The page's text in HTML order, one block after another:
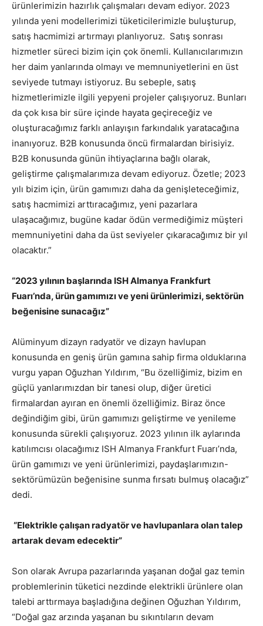
ürünlerimizin hazırlık çalışmaları devam ediyor. 2023
yılında yeni modellerimizi tüketicilerimizle buluşturup,
satış hacmimizi artırmayı planlıyoruz. Satış sonrası
hizmetler süreci bizim için çok önemli. Kullanıcılarımızın
her daim yanlarında olmayı ve memnuniyetlerini en üst
seviyede tutmayı istiyoruz. Bu sebeple, satış
hizmetlerimizle ilgili yepyeni projeler çalışıyoruz. Bunları
da çok kısa bir süre içinde hayata geçireceğiz ve
oluşturacağımız farklı anlayışın farkındalık yaratacağına
inanıyoruz. B2B konusunda öncü firmalardan birisiyiz.
B2B konusunda günün ihtiyaçlarına bağlı olarak,
geliştirme çalışmalarımıza devam ediyoruz. Özetle; 2023
yılı bizim için, ürün gamımızı daha da genişleteceğimiz,
satış hacmimizi arttıracağımız, yeni pazarlara
ulaşacağımız, bugüne kadar ödün vermediğimiz müşteri
memnuniyetini daha da üst seviyeler çıkaracağımız bir yıl
olacaktır.”
“2023 yılının başlarında ISH Almanya Frankfurt
Fuarı’nda, ürün gamımızı ve yeni ürünlerimizi, sektörün
beğenisine sunacağız”
Alüminyum dizayn radyatör ve dizayn havlupan
konusunda en geniş ürün gamına sahip firma olduklarına
vurgu yapan Oğuzhan Yıldırım, “Bu özelliğimiz, bizim en
güçlü yanlarımızdan bir tanesi olup, diğer üretici
firmalardan ayıran en önemli özelliğimiz. Biraz önce
değindiğim gibi, ürün gamımızı geliştirme ve yenileme
konusunda sürekli çalışıyoruz. 2023 yılının ilk aylarında
katılımcısı olacağımız ISH Almanya Frankfurt Fuarı’nda,
ürün gamımızı ve yeni ürünlerimizi, paydaşlarımızın-
sektörümüzün beğenisine sunma fırsatı bulmuş olacağız”
dedi.
“Elektrikle çalışan radyatör ve havlupanlara olan talep
artarak devam edecektir”
Son olarak Avrupa pazarlarında yaşanan doğal gaz temin
problemlerinin tüketici nezdinde elektrikli ürünlere olan
talebi arttırmaya başladığına değinen Oğuzhan Yıldırım,
“Doğal gaz arzında yaşanan bu sıkıntıların devam